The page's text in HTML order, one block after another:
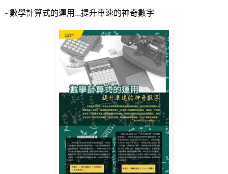
- 數學計算式的運用 ...提升車速的神奇數字